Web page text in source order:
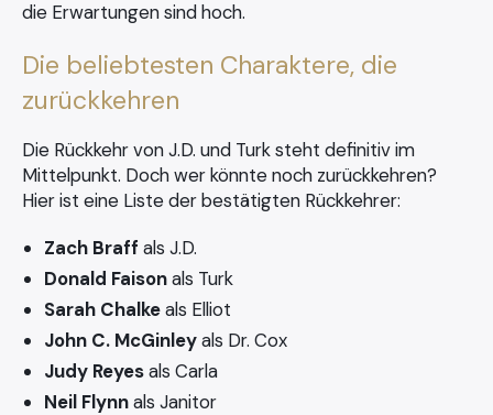
die Erwartungen sind hoch.
Die beliebtesten Charaktere, die
zurückkehren
Die Rückkehr von J.D. und Turk steht definitiv im
Mittelpunkt. Doch wer könnte noch zurückkehren?
Hier ist eine Liste der bestätigten Rückkehrer:
Zach Braff als J.D.
Donald Faisonals Turk
Sarah Chalkeals Elliot
John C. McGinleyals Dr. Cox
Judy Reyesals Carla
Neil Flynnals Janitor